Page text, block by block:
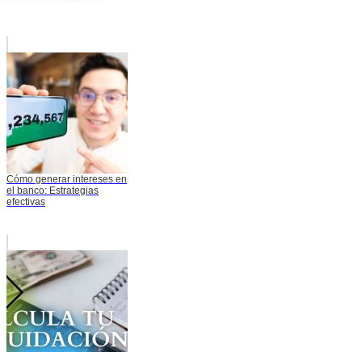
Cómo generar intereses en
el banco: Estrategias
efectivas